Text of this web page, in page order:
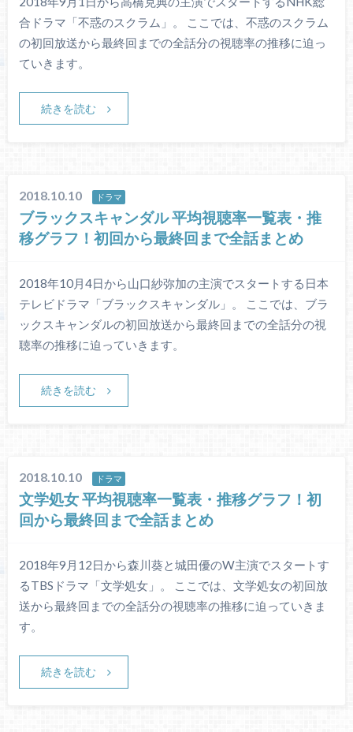
合ドラマ「不惑のスクラム」。 ここでは、不惑のスクラム
の初回放送から最終回までの全話分の視聴率の推移に迫っ
ていきます。
続きを読む
2018.10.10 ドラマ
ブラックスキャンダル 平均視聴率一覧表・推
移グラフ！初回から最終回まで全話まとめ
2018年10月4日から山口紗弥加の主演でスタートする日本
テレビドラマ「ブラックスキャンダル」。 ここでは、ブラ
ックスキャンダルの初回放送から最終回までの全話分の視
聴率の推移に迫っていきます。
続きを読む
2018.10.10 ドラマ
文学処女 平均視聴率一覧表・推移グラフ！初
回から最終回まで全話まとめ
2018年9月12日から森川葵と城田優のW主演でスタートす
るTBSドラマ「文学処女」。 ここでは、文学処女の初回放
送から最終回までの全話分の視聴率の推移に迫っていきま
す。
続きを読む